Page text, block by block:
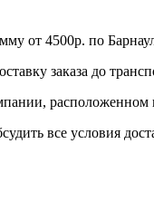
от 4500р. по
заказа до
расположенном
все условия